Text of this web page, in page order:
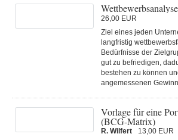
Wettbewerbsanalyse
26,00 EUR
Ziel eines jeden
langfristig
Bedürfnisse der
gut zu befriedigen,
bestehen zu können
angemessenen
Vorlage für eine
(BCG-Matrix)
R. Wilfert
13,00 EUR